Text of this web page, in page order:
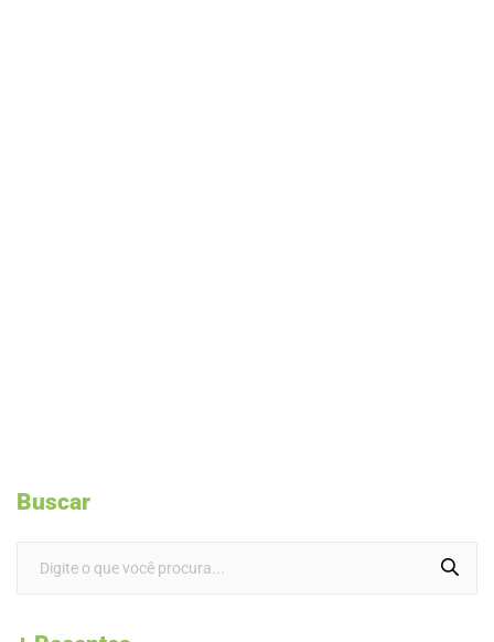
Buscar